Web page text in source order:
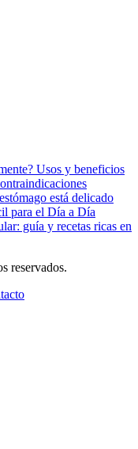
Usos y beneficios
está delicado
para el Día a Día
guía y recetas ricas en
reservados.